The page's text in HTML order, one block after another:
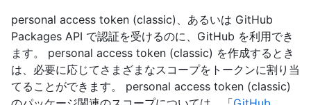
personal access token (classic)、あるいは GitHub
Packages API で認証を受けるのに、GitHub を利用でき
ます。 personal access token (classic) を作成するとき
は、必要に応じてさまざまなスコープをトークンに割り当
てることができます。 personal access token (classic)